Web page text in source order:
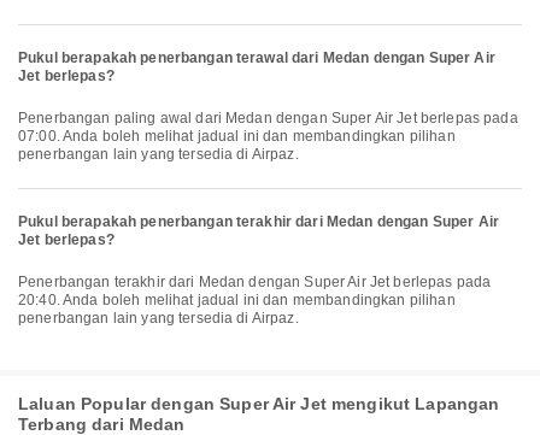
Pukul berapakah penerbangan terawal dari Medan dengan Super Air
Jet berlepas?
Penerbangan paling awal dari Medan dengan Super Air Jet berlepas pada
07:00. Anda boleh melihat jadual ini dan membandingkan pilihan
penerbangan lain yang tersedia di Airpaz.
Pukul berapakah penerbangan terakhir dari Medan dengan Super Air
Jet berlepas?
Penerbangan terakhir dari Medan dengan Super Air Jet berlepas pada
20:40. Anda boleh melihat jadual ini dan membandingkan pilihan
penerbangan lain yang tersedia di Airpaz.
Laluan Popular dengan Super Air Jet mengikut Lapangan
Terbang dari Medan